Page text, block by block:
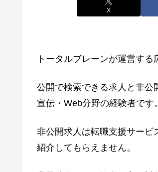
X
トータルブレーンが運営す
公開で検索できる求人と非公
宣伝・Web分野の経験者です。
非公開求人は転職支援サービ
紹介してもらえません。